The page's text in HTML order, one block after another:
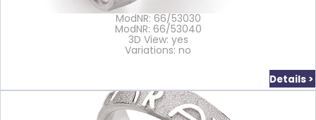
ModNR: 66/53030
ModNR: 66/53040
3D View: yes
Variations: no
Details >